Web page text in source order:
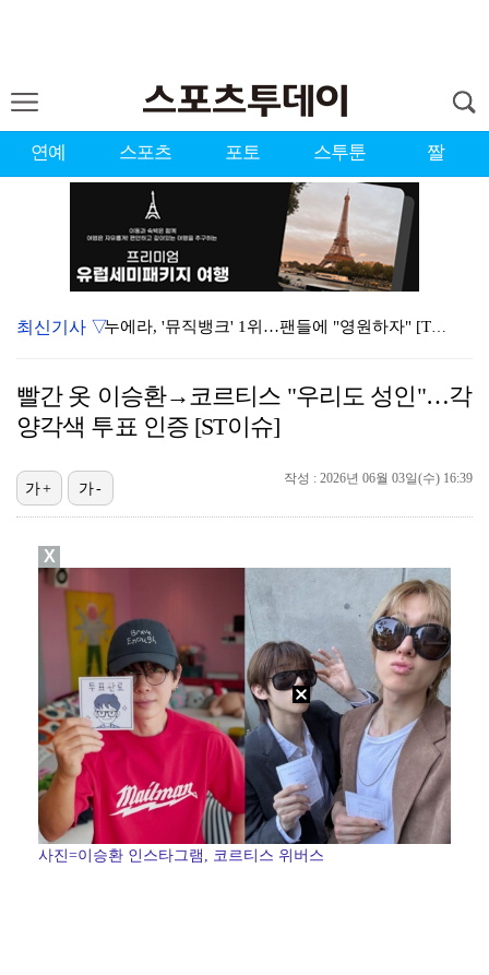
연예 스포츠 포토 스투툰 짤
누에라, '뮤직뱅크' 1위…팬들에 "영원하자" [TV캡…
폭발까지 5분…안보현·정은채, 목숨 건 사투 시작(재벌…
대한축구협회의 '심판 성접대'…최악의 경우 런던 올림픽…
외신까지 퍼지고 있는 축구협회 성접대 논란…2002 한…
태국에서 새 도전 시작하는 박항서 감독 "원팀 만들어 …
대놓고 '심판 마사지'로 결재 받기도…최종 결재권자는 …
'1라운드 115위' 김민별, 2라운드 7타 줄이며 7…
최신기사 ▽
빨간 옷 이승환→코르티스 "우리도 성인"…각
양각색 투표 인증 [ST이슈]
작성 : 2026년 06월 03일(수) 16:39
가+ 가-
사진=이승환 인스타그램, 코르티스 위버스
X